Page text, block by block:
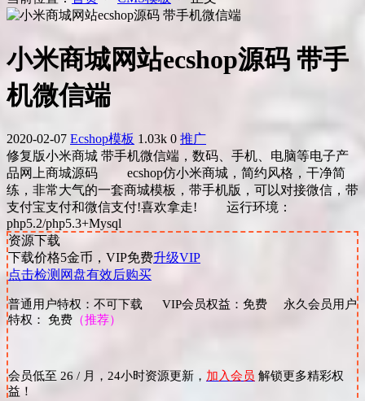
小米商城网站ecshop源码 带手
机微信端
2020-02-07 Ecshop模板 1.03k 0 推广
修复版小米商城 带手机微信端，数码、手机、电脑等电子产
品网上商城源码 ecshop仿小米商城，简约风格，干净简
练，非常大气的一套商城模板，带手机版，可以对接微信，带
支付宝支付和微信支付!喜欢拿走! 运行环境：
php5.2/php5.3+Mysql
资源下载
下载价格5金币，VIP免费升级VIP
点击检测网盘有效后购买
普通用户特权：不可下载 VIP会员权益：免费 永久会员用户
特权： 免费 （推荐）
会员低至 26 / 月，24小时资源更新， 加入会员 解锁更多精彩权
益！